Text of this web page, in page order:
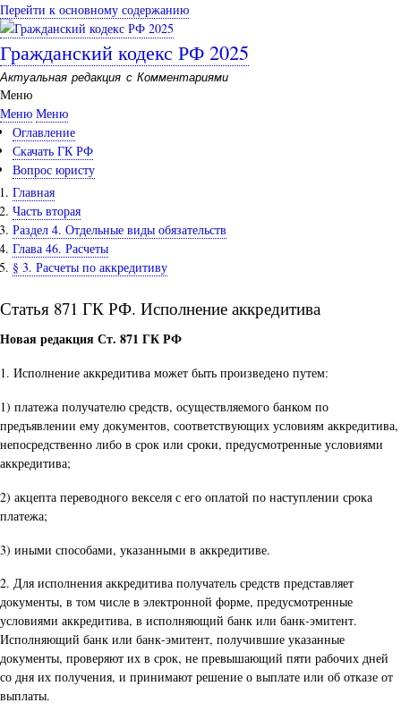
Перейти к основному содержанию
Гражданский кодекс РФ 2025
Актуальная редакция с Комментариями
Меню
Меню Меню
Оглавление
Скачать ГК РФ
Вопрос юристу
Главная
Часть вторая
Раздел 4. Отдельные виды обязательств
Глава 46. Расчеты
§ 3. Расчеты по аккредитиву
Статья 871 ГК РФ. Исполнение аккредитива
Новая редакция Ст. 871 ГК РФ
1. Исполнение аккредитива может быть произведено путем:
1) платежа получателю средств, осуществляемого банком по
предъявлении ему документов, соответствующих условиям аккредитива,
непосредственно либо в срок или сроки, предусмотренные условиями
аккредитива;
2) акцепта переводного векселя с его оплатой по наступлении срока
платежа;
3) иными способами, указанными в аккредитиве.
2. Для исполнения аккредитива получатель средств представляет
документы, в том числе в электронной форме, предусмотренные
условиями аккредитива, в исполняющий банк или банк-эмитент.
Исполняющий банк или банк-эмитент, получившие указанные
документы, проверяют их в срок, не превышающий пяти рабочих дней
со дня их получения, и принимают решение о выплате или об отказе от
выплаты.